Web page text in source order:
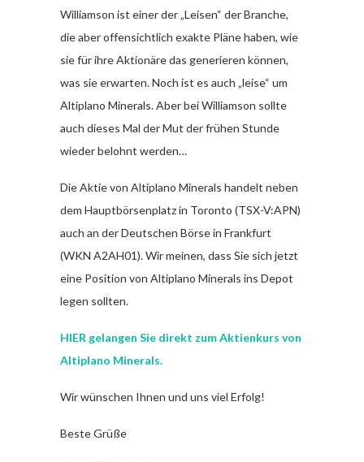
Williamson ist einer der „Leisen“ der Branche,
die aber offensichtlich exakte Pläne haben, wie
sie für ihre Aktionäre das generieren können,
was sie erwarten. Noch ist es auch „leise“ um
Altiplano Minerals. Aber bei Williamson sollte
auch dieses Mal der Mut der frühen Stunde
wieder belohnt werden…
Die Aktie von Altiplano Minerals handelt neben
dem Hauptbörsenplatz in Toronto (TSX-V:APN)
auch an der Deutschen Börse in Frankfurt
(WKN A2AH01). Wir meinen, dass Sie sich jetzt
eine Position von Altiplano Minerals ins Depot
legen sollten.
HIER gelangen Sie direkt zum Aktienkurs von
Altiplano Minerals.
Wir wünschen Ihnen und uns viel Erfolg!
Beste Grüße